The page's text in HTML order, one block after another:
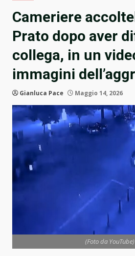
Cameriere
Prato dopo aver
collega, in un
immagini
Gianluca Pace Maggio 14, 2026
(Foto da YouTube)